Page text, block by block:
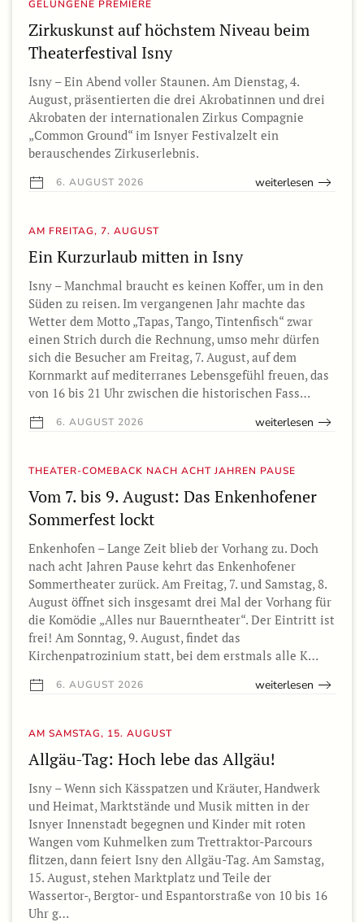
GELUNGENE PREMIERE
Zirkuskunst auf höchstem Niveau beim
Theaterfestival Isny
Isny – Ein Abend voller Staunen. Am Dienstag, 4.
August, präsentierten die drei Akrobatinnen und drei
Akrobaten der internationalen Zirkus Compagnie
„Common Ground“ im Isnyer Festivalzelt ein
berauschendes Zirkuserlebnis.
6. AUGUST 2026 weiterlesen
AM FREITAG, 7. AUGUST
Ein Kurzurlaub mitten in Isny
Isny – Manchmal braucht es keinen Koffer, um in den
Süden zu reisen. Im vergangenen Jahr machte das
Wetter dem Motto „Tapas, Tango, Tintenfisch“ zwar
einen Strich durch die Rechnung, umso mehr dürfen
sich die Besucher am Freitag, 7. August, auf dem
Kornmarkt auf mediterranes Lebensgefühl freuen, das
von 16 bis 21 Uhr zwischen die historischen Fass…
6. AUGUST 2026 weiterlesen
THEATER-COMEBACK NACH ACHT JAHREN PAUSE
Vom 7. bis 9. August: Das Enkenhofener
Sommerfest lockt
Enkenhofen – Lange Zeit blieb der Vorhang zu. Doch
nach acht Jahren Pause kehrt das Enkenhofener
Sommertheater zurück. Am Freitag, 7. und Samstag, 8.
August öffnet sich insgesamt drei Mal der Vorhang für
die Komödie „Alles nur Bauerntheater“. Der Eintritt ist
frei! Am Sonntag, 9. August, findet das
Kirchenpatrozinium statt, bei dem erstmals alle K…
6. AUGUST 2026 weiterlesen
AM SAMSTAG, 15. AUGUST
Allgäu-Tag: Hoch lebe das Allgäu!
Isny – Wenn sich Kässpatzen und Kräuter, Handwerk
und Heimat, Marktstände und Musik mitten in der
Isnyer Innenstadt begegnen und Kinder mit roten
Wangen vom Kuhmelken zum Trettraktor-Parcours
flitzen, dann feiert Isny den Allgäu-Tag. Am Samstag,
15. August, stehen Marktplatz und Teile der
Wassertor-, Bergtor- und Espantorstraße von 10 bis 16
Uhr g…